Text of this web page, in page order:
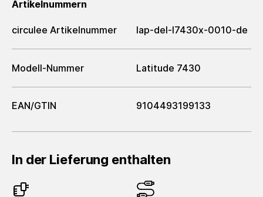
Artikelnummern
circulee Artikelnummer lap-del-l7430x-0010-de
Modell-Nummer Latitude 7430
EAN/GTIN 9104493199133
In der Lieferung enthalten